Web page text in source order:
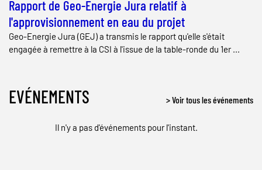
Rapport de Geo-Energie Jura relatif à
l'approvisionnement en eau du projet
Geo-Energie Jura (GEJ) a transmis le rapport qu'elle s'était
engagée à remettre à la CSI à l'issue de la table-ronde du 1er ...
EVÉNEMENTS > Voir tous les événements
Il n'y a pas d'événements pour l'instant.